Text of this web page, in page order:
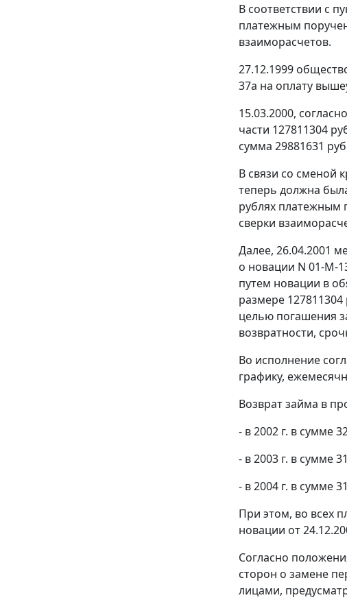
В соответствии с
платежным
взаиморасчетов.
27.12.1999
37а на оплату
15.03.2000,
части 127811304
сумма 29881631
В связи со сменой
теперь должна
рублях платежным
сверки
Далее, 26.04.2001
о новации N 01-М-
путем новации в
размере
целью погашения
возвратности,
Во исполнение
графику,
Возврат займа в
- в 2002 г. в сумме
- в 2003 г. в сумме
- в 2004 г. в сумме
При этом, во всех
новации от
Согласно
сторон о замене
лицами,